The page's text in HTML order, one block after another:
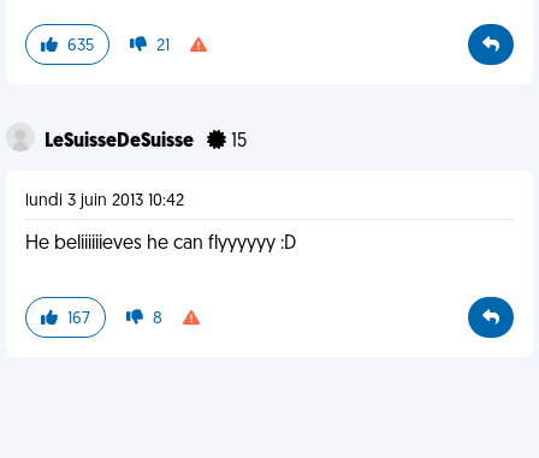
635 21
LeSuisseDeSuisse 15
lundi 3 juin 2013 10:42
He beliiiiiieves he can flyyyyyy :D
167 8